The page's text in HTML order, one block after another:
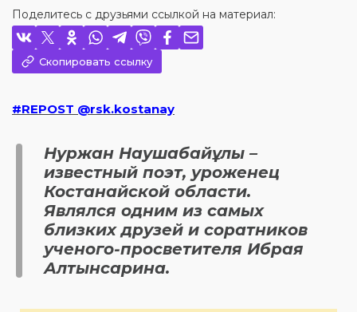
Поделитесь с друзьями ссылкой на материал:
Скопировать ссылку
#REPOST @rsk.kostanay
Нуржан Наушабайұлы –
известный поэт, уроженец
Костанайской области.
Являлся одним из самых
близких друзей и соратников
ученого-просветителя Ибрая
Алтынсарина.